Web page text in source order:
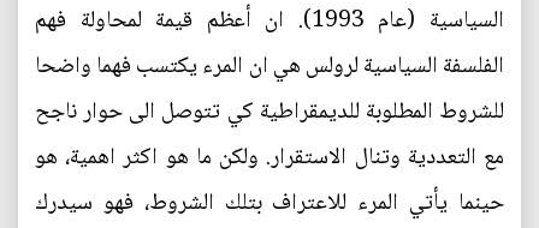
السياسية (عام 1993). ان أعظم قيمة لمحاولة فهم
الفلسفة السياسية لرولس هي ان المرء يكتسب فهما واضحا
للشروط المطلوبة للديمقراطية كي تتوصل الى حوار ناجح
مع التعددية وتنال الاستقرار. ولكن ما هو اكثر اهمية، هو
حينما يأتي المرء للاعتراف بتلك الشروط، فهو سيدرك